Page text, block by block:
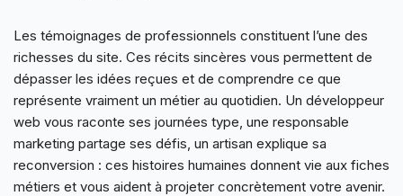
Les témoignages de professionnels constituent l’une des
richesses du site. Ces récits sincères vous permettent de
dépasser les idées reçues et de comprendre ce que
représente vraiment un métier au quotidien. Un développeur
web vous raconte ses journées type, une responsable
marketing partage ses défis, un artisan explique sa
reconversion : ces histoires humaines donnent vie aux fiches
métiers et vous aident à projeter concrètement votre avenir.